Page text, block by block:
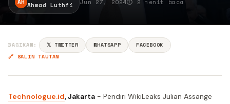
AH Ahmad Luthfi Jun 27, 2024⏱ 2 menit baca
BAGIKAN: 𝕏 TWITTER WHATSAPP
FACEBOOK
🔗 SALIN TAUTAN
Technologue.id, Jakarta - Pendiri WikiLeaks Julian Assange